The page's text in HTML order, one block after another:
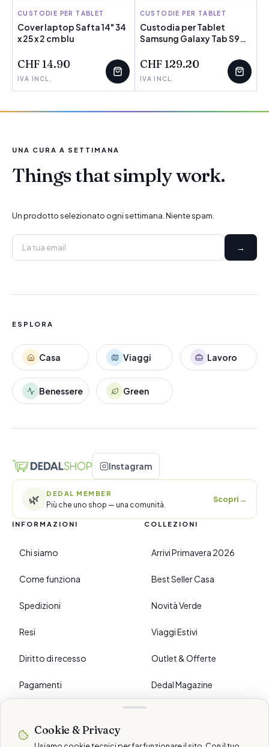
SAFTA
CUSTODIE PER TABLET
Cover laptop Safta 14" 34
x 25 x 2 cm blu
CHF 14.90
IVA INCL.
SAMSUNG
CUSTODIE PER TABLET
Custodia per Tablet
Samsung Galaxy Tab S9
CHF 129.20
IVA INCL.
UNA CURA A SETTIMANA
Things that simply work.
Un prodotto selezionato ogni settimana. Niente spam.
→
ESPLORA
Casa Viaggi Lavoro
Benessere Green
Instagram
🌿 DEDAL MEMBER
Più che uno shop — una comunità.
Scopri →
INFORMAZIONI
Chi siamo
Come funziona
Spedizioni
Resi
Diritto di recesso
Pagamenti
COLLEZIONI
Arrivi Primavera 2026
Best Seller Casa
Novità Verde
Viaggi Estivi
Outlet & Offerte
Dedal Magazine
›PREFERENZE
Cookie & Privacy